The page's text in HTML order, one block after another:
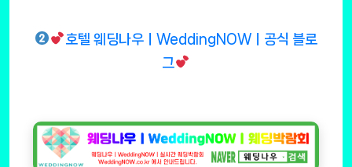
호텔 웨딩나우ㅣWeddingNOWㅣ공식 블로
그